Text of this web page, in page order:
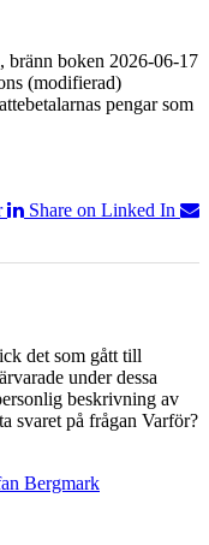
bränn boken 2026-06-17
(modifierad)
pengar som
Share on Linked In
det som gått till
under dessa
beskrivning av
svaret på frågan Varför?
Bergmark